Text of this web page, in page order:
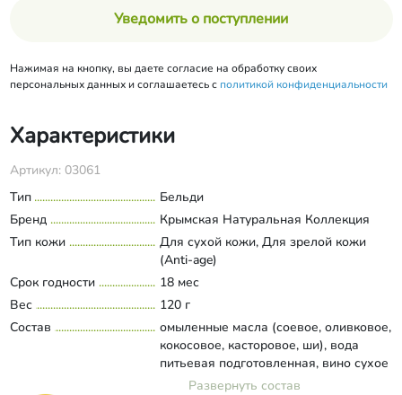
Уведомить о поступлении
Нажимая на кнопку, вы даете согласие на обработку своих
персональных данных и соглашаетесь с политикой конфиденциальности
Характеристики
Артикул: 03061
Тип
Бельди
Бренд
Крымская Натуральная Коллекция
Тип кожи
Для сухой кожи, Для зрелой кожи
(Anti-age)
Срок годности
18 мес
Вес
120 г
Состав
омыленные масла (соевое, оливковое,
кокосовое, касторовое, ши), вода
питьевая подготовленная, вино сухое
красное, глицерин дистиллированный,
Развернуть состав